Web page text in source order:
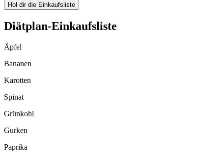
Hol dir die Einkaufsliste
Diätplan-Einkaufsliste
Äpfel
Bananen
Karotten
Spinat
Grünkohl
Gurken
Paprika